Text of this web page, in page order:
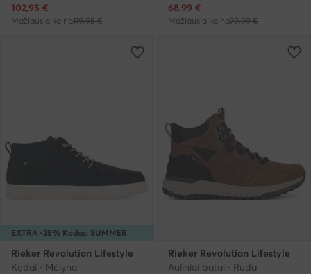
Dabartinė kaina
102,95 €
Mažiausia kaina119,95 €
Dabartinė kaina
68,99 €
Mažiausia kaina79,99 €
EXTRA -25% Kodas: SUMMER
Rieker Revolution Lifestyle
Kedai · Mėlyna
Rieker Revolution Lifestyle
Auliniai batai · Ruda